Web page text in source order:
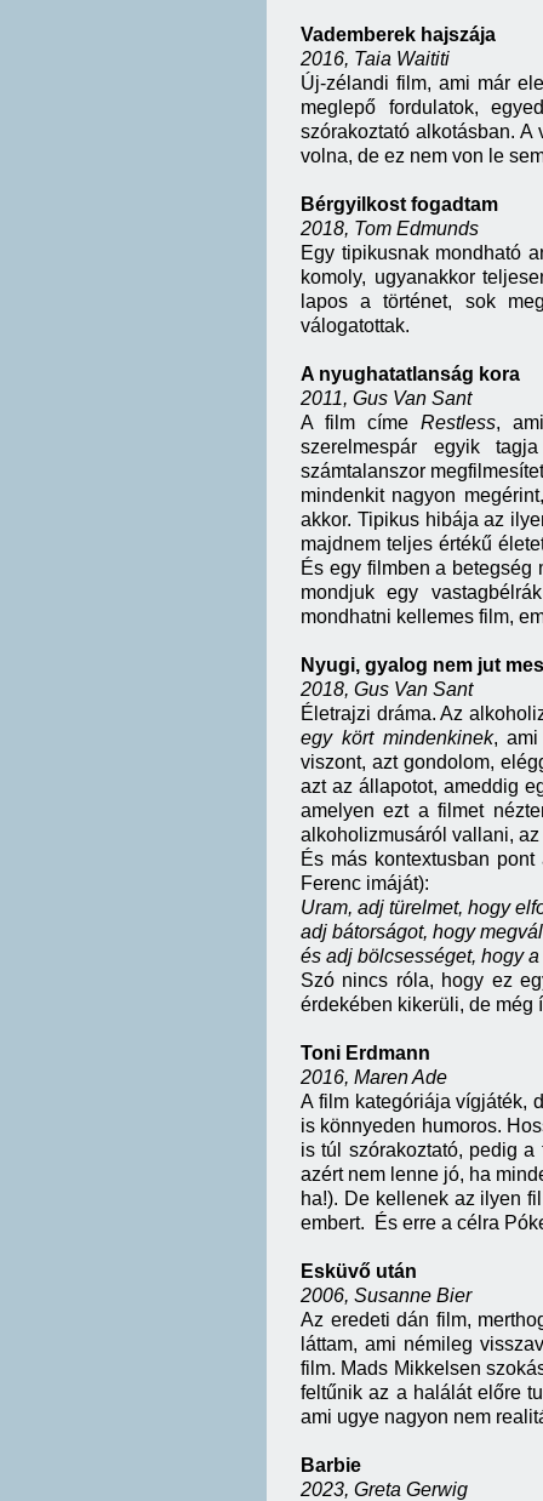
Vademberek hajszája
2016, Taia Waititi
Új-zélandi film, ami már
meglepő fordulatok,
szórakoztató alkotásban.
volna, de ez nem von le
Bérgyilkost fogadtam
2018, Tom Edmunds
Egy tipikusnak mondható
komoly, ugyanakkor
lapos a történet, sok
válogatottak.
A nyughatatlanság kora
2011, Gus Van Sant
A film címe Restless,
szerelmespár egyik
számtalanszor
mindenkit nagyon
akkor. Tipikus hibája az
majdnem teljes értékű
És egy filmben a betegség
mondjuk egy
mondhatni kellemes film,
Nyugi, gyalog nem jut
2018, Gus Van Sant
Életrajzi dráma. Az
egy kört mindenkinek, ami
viszont, azt gondolom,
azt az állapotot, ameddig
amelyen ezt a filmet
alkoholizmusáról vallani,
És más kontextusban
Ferenc imáját):
Uram, adj türelmet, hogy
adj bátorságot, hogy
és adj bölcsességet, hogy
Szó nincs róla, hogy ez
érdekében kikerüli, de még
Toni Erdmann
2016, Maren Ade
A film kategóriája vígjáték,
is könnyeden humoros.
is túl szórakoztató, pedig
azért nem lenne jó, ha
ha!). De kellenek az ilyen
embert. És erre a célra
Esküvő után
2006, Susanne Bier
Az eredeti dán film,
láttam, ami némileg
film. Mads Mikkelsen
feltűnik az a halálát előre
ami ugye nagyon nem
Barbie
2023, Greta Gerwig